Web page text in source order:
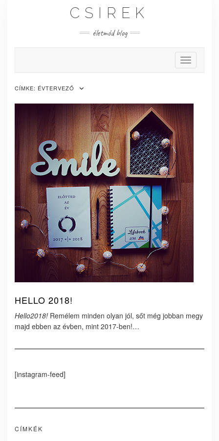
CSIREK
életmód blog
Toggle
CÍMKE: ÉVTERVEZŐ
HELLO 2018!
Hello2018! Remélem minden olyan jól, sőt még jobban megy
majd ebben az évben, mint 2017-ben!…
[instagram-feed]
CÍMKÉK